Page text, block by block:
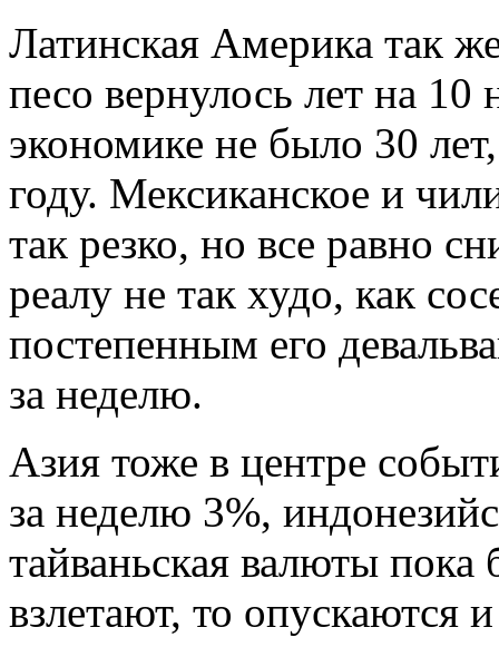
Латинская Америка так
песо вернулось лет на 10
экономике не было 30
году. Мексиканское и
так резко, но все равно
реалу не так худо, как
постепенным его
за неделю.
Азия тоже в центре
за неделю 3%,
тайваньская валюты
взлетают, то опускаются